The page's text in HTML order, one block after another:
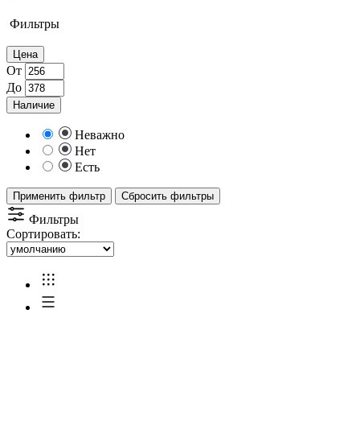
Фильтры
Цена
От
До
Наличие
Неважно
Нет
Есть
Применить фильтр Сбросить фильтры
Фильтры
Сортировать: